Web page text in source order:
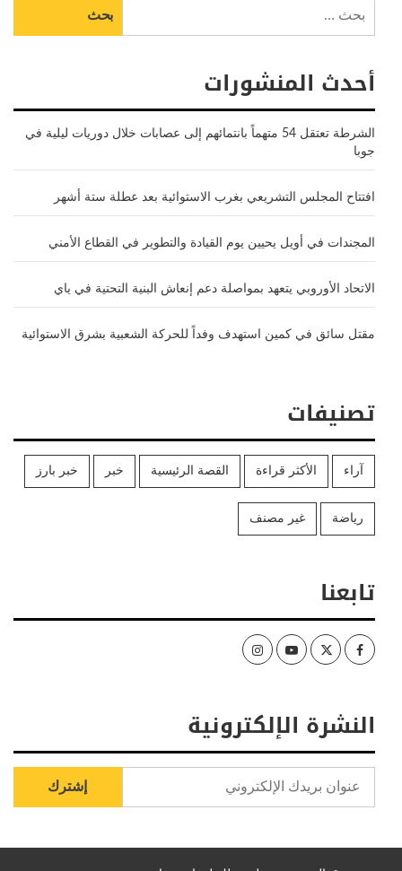
عن:
أحدث المنشورات
الشرطة تعتقل 54 متهماً بانتمائهم إلى عصابات خلال دوريات ليلية في
جوبا
افتتاح المجلس التشريعي بغرب الاستوائية بعد عطلة ستة أشهر
المجندات في أويل يحيين يوم القيادة والتطوير في القطاع الأمني
الاتحاد الأوروبي يتعهد بمواصلة دعم إنعاش البنية التحتية في ياي
مقتل سائق في كمين استهدف وفداً للحركة الشعبية بشرق الاستوائية
تصنيفات
آراء الأكثر قراءة القصة الرئيسية خبر خبر بارز
رياضة غير مصنف
تابعنا
Facebook
Twitter
Youtube
Instagram
النشرة الإلكترونية